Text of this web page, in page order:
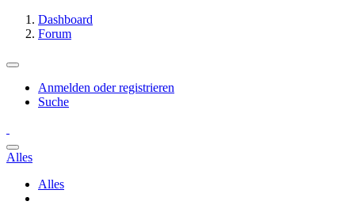
Dashboard
Forum
Anmelden oder registrieren
Suche
Alles
Alles